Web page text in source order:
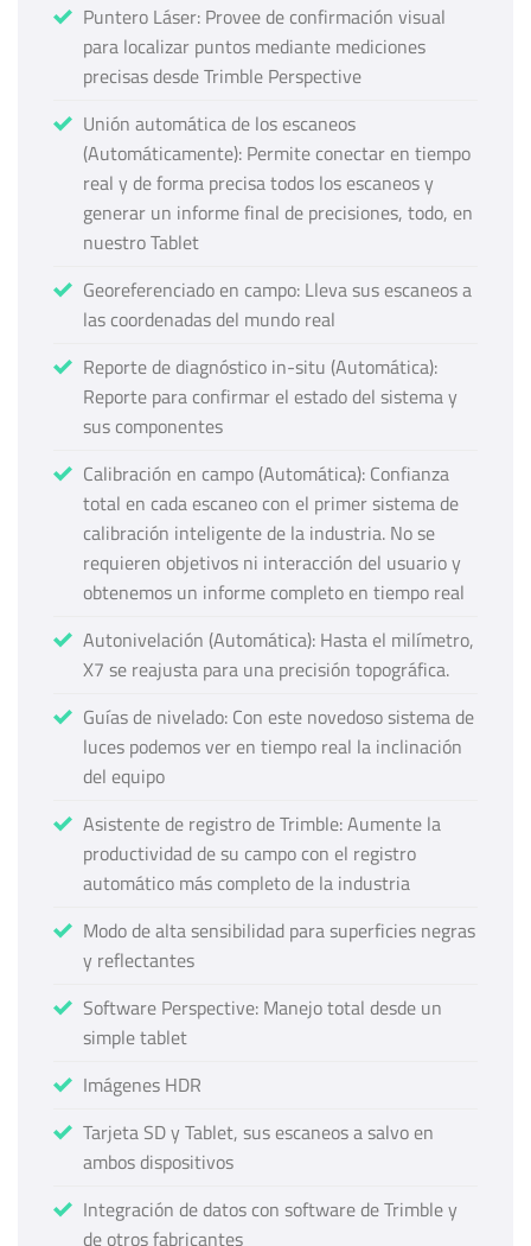
Puntero Láser: Provee de confirmación visual
para localizar puntos mediante mediciones
precisas desde Trimble Perspective
Unión automática de los escaneos
(Automáticamente): Permite conectar en tiempo
real y de forma precisa todos los escaneos y
generar un informe final de precisiones, todo, en
nuestro Tablet
Georeferenciado en campo: Lleva sus escaneos a
las coordenadas del mundo real
Reporte de diagnóstico in-situ (Automática):
Reporte para confirmar el estado del sistema y
sus componentes
Calibración en campo (Automática): Confianza
total en cada escaneo con el primer sistema de
calibración inteligente de la industria. No se
requieren objetivos ni interacción del usuario y
obtenemos un informe completo en tiempo real
Autonivelación (Automática): Hasta el milímetro,
X7 se reajusta para una precisión topográfica.
Guías de nivelado: Con este novedoso sistema de
luces podemos ver en tiempo real la inclinación
del equipo
Asistente de registro de Trimble: Aumente la
productividad de su campo con el registro
automático más completo de la industria
Modo de alta sensibilidad para superficies negras
y reflectantes
Software Perspective: Manejo total desde un
simple tablet
Imágenes HDR
Tarjeta SD y Tablet, sus escaneos a salvo en
ambos dispositivos
Integración de datos con software de Trimble y
de otros fabricantes